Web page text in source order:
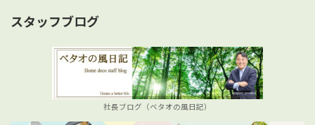
スタッフブログ
社長ブログ（ベタオの風日記）